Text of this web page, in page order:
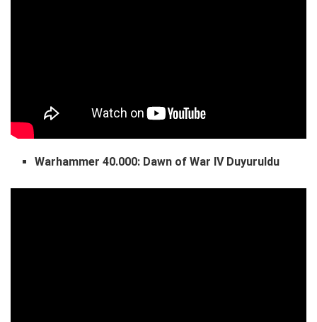
Warhammer 40.000: Dawn of War IV Duyuruldu